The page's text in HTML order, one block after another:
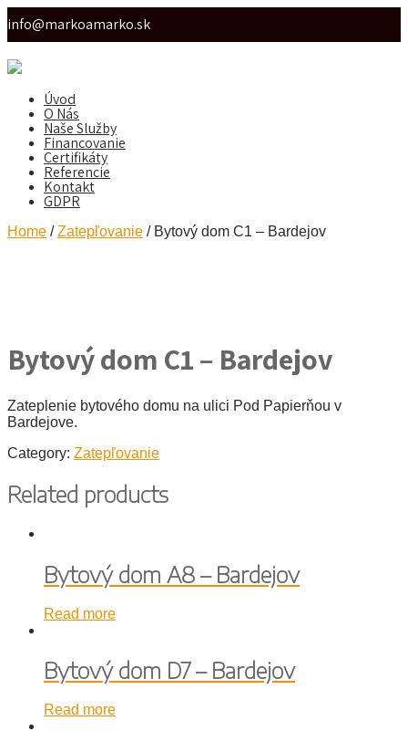
info@markoamarko.sk
Úvod
O Nás
Naše Služby
Financovanie
Certifikáty
Referencie
Kontakt
GDPR
Home /Zatepľovanie / Bytový dom C1 – Bardejov
Bytový dom C1 – Bardejov
Zateplenie bytového domu na ulici Pod Papierňou v
Bardejove.
Category: Zatepľovanie
Related products
Bytový dom A8 – Bardejov
Read more
Bytový dom D7 – Bardejov
Read more